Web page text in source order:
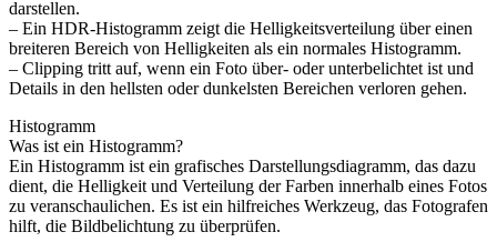
darstellen.
– Ein HDR-Histogramm zeigt die Helligkeitsverteilung über einen
breiteren Bereich von Helligkeiten als ein normales Histogramm.
– Clipping tritt auf, wenn ein Foto über- oder unterbelichtet ist und
Details in den hellsten oder dunkelsten Bereichen verloren gehen.
Histogramm
Was ist ein Histogramm?
Ein Histogramm ist ein grafisches Darstellungsdiagramm, das dazu
dient, die Helligkeit und Verteilung der Farben innerhalb eines Fotos
zu veranschaulichen. Es ist ein hilfreiches Werkzeug, das Fotografen
hilft, die Bildbelichtung zu überprüfen.